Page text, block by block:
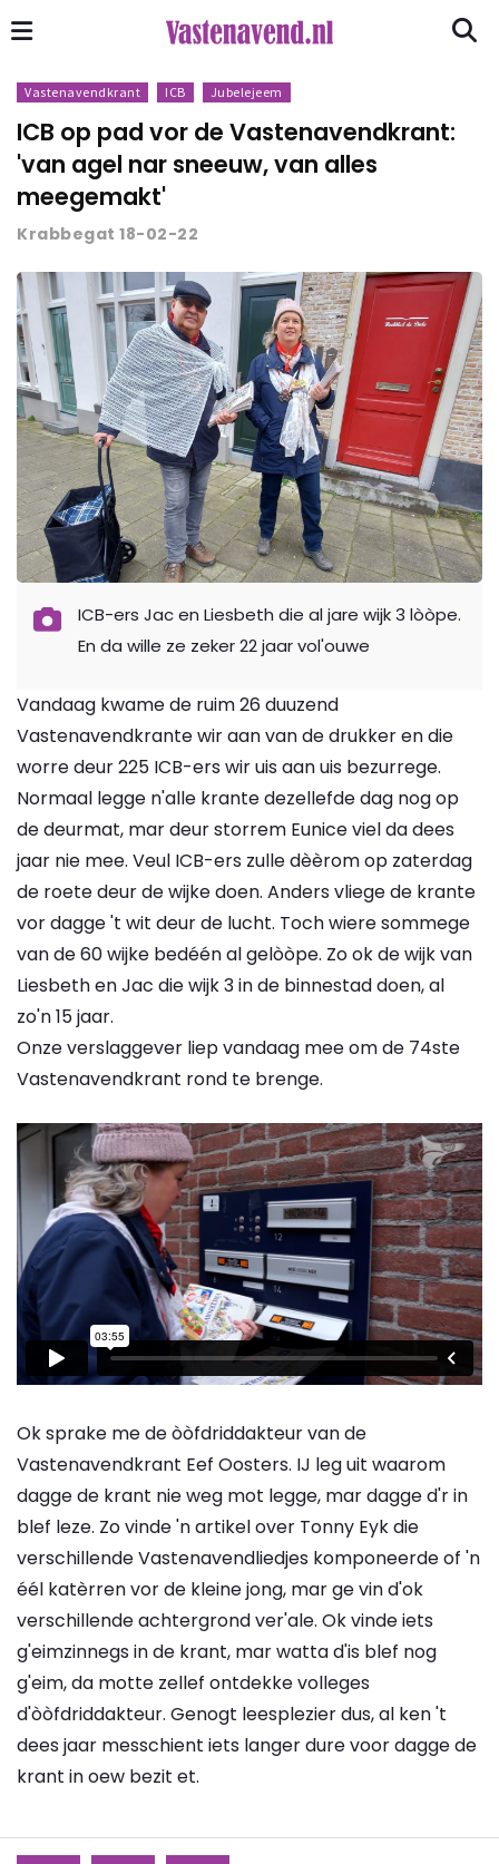
Vastenavendkrant ICB Jubelejeem
ICB op pad vor de Vastenavendkrant:
'van agel nar sneeuw, van alles
meegemakt'
Krabbegat 18-02-22
ICB-ers Jac en Liesbeth die al jare wijk 3 lòòpe.
En da wille ze zeker 22 jaar vol'ouwe
Vandaag kwame de ruim 26 duuzend
Vastenavendkrante wir aan van de drukker en die
worre deur 225 ICB-ers wir uis aan uis bezurrege.
Normaal legge n'alle krante dezellefde dag nog op
de deurmat, mar deur storrem Eunice viel da dees
jaar nie mee. Veul ICB-ers zulle dèèrom op zaterdag
de roete deur de wijke doen. Anders vliege de krante
vor dagge 't wit deur de lucht. Toch wiere sommege
van de 60 wijke bedéén al gelòòpe. Zo ok de wijk van
Liesbeth en Jac die wijk 3 in de binnestad doen, al
zo'n 15 jaar.
Onze verslaggever liep vandaag mee om de 74ste
Vastenavendkrant rond te brenge.
Ok sprake me de òòfdriddakteur van de
Vastenavendkrant Eef Oosters. IJ leg uit waarom
dagge de krant nie weg mot legge, mar dagge d'r in
blef leze. Zo vinde 'n artikel over Tonny Eyk die
verschillende Vastenavendliedjes komponeerde of 'n
éél katèrren vor de kleine jong, mar ge vin d'ok
verschillende achtergrond ver'ale. Ok vinde iets
g'eimzinnegs in de krant, mar watta d'is blef nog
g'eim, da motte zellef ontdekke volleges
d'òòfdriddakteur. Genogt leesplezier dus, al ken 't
dees jaar messchient iets langer dure voor dagge de
krant in oew bezit et.